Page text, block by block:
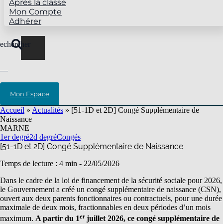
Après la classe
Mon Compte
Adhérer
Mon Espace
Accueil » Actualités » [51-1D et 2D] Congé Supplémentaire de
Naissance
MARNE
1er degré2d degréCongés
[51-1D et 2D] Congé Supplémentaire de Naissance
Temps de lecture : 4 min - 22/05/2026
Dans le cadre de la loi de financement de la sécurité sociale pour 2026,
le Gouvernement a créé un congé supplémentaire de naissance (CSN),
ouvert aux deux parents fonctionnaires ou contractuels, pour une durée
maximale de deux mois, fractionnables en deux périodes d’un mois
maximum. A partir du 1er juillet 2026, ce congé supplémentaire de